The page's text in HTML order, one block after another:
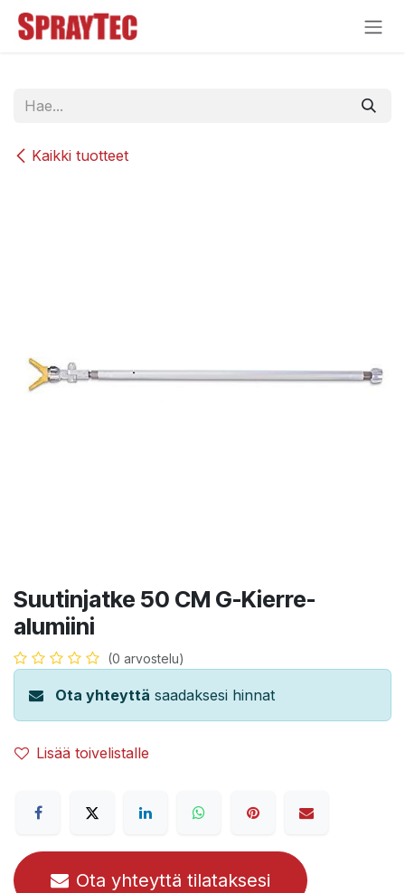
Siirry sisältöön
Kaikki tuotteet
Suutinjatke 50 CM G-Kierre-
alumiini
(0 arvostelu)
Ota yhteyttä saadaksesi hinnat
Lisää toivelistalle
Ota yhteyttä tilataksesi